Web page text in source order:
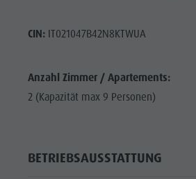
CIN:IT021047B42N8KTWUA
Anzahl Zimmer / Apartements:
2 (Kapazität max 9 Personen)
BETRIEBSAUSSTATTUNG